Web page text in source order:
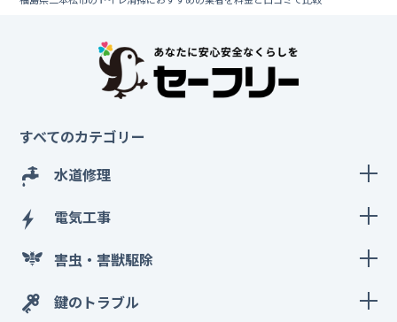
すべてのカテゴリー
水道修理
電気工事
害虫・害獣駆除
鍵のトラブル